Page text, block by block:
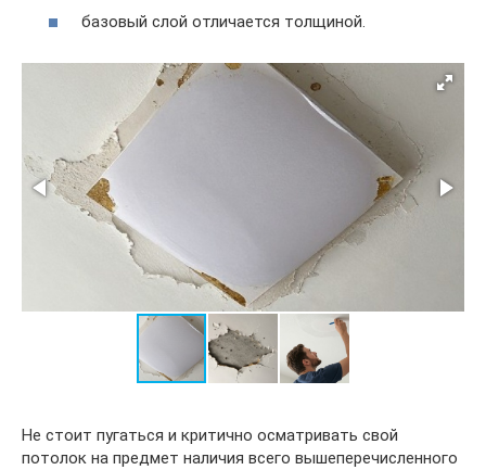
базовый слой отличается толщиной.
Не стоит пугаться и критично осматривать свой
потолок на предмет наличия всего вышеперечисленного